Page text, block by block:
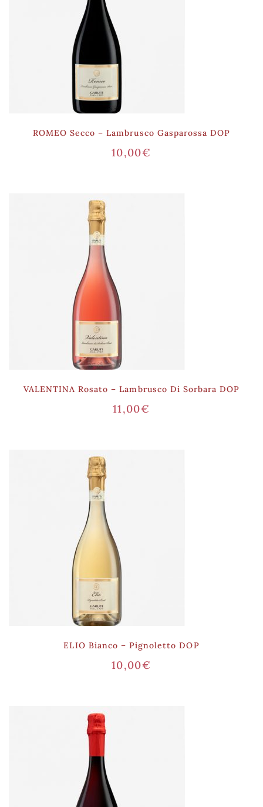
ROMEO Secco – Lambrusco Gasparossa DOP
10,00€
VALENTINA Rosato – Lambrusco Di Sorbara DOP
11,00€
ELIO Bianco – Pignoletto DOP
10,00€